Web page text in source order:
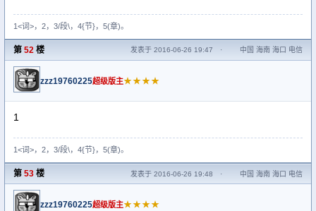
1<词>，2，3/段\，4{节}，5(章)。
第 52 楼 发表于 2016-06-26 19:47 · 中国 海南 海口 电信
zzz19760225超级版主★★★★
1
1<词>，2，3/段\，4{节}，5(章)。
第 53 楼 发表于 2016-06-26 19:48 · 中国 海南 海口 电信
zzz19760225超级版主★★★★